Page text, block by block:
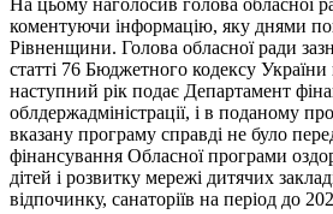
На цьому наголосив голова обласної
коментуючи інформацію, яку днями
Рівненщини. Голова обласної ради
статті 76 Бюджетного кодексу
наступний рік подає Департамент
облдержадміністрації, і в поданому
вказану програму справді не було
фінансування Обласної програми
дітей і розвитку мережі дитячих
відпочинку, санаторіїв на період до